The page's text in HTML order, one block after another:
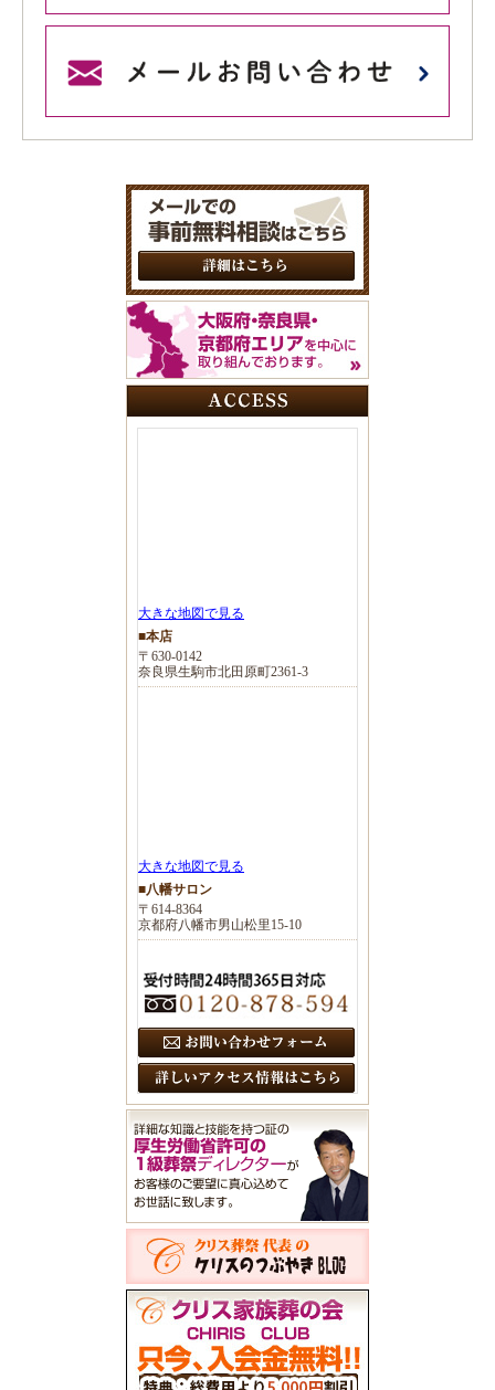
大きな地図で見る
■本店
〒630-0142
奈良県生駒市北田原町2361-3
大きな地図で見る
■八幡サロン
〒614-8364
京都府八幡市男山松里15-10